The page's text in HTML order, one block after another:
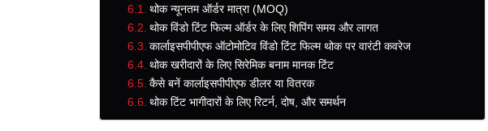
थोक न्यूनतम ऑर्डर मात्रा (MOQ)
थोक विंडो टिंट फिल्म ऑर्डर के लिए शिपिंग समय और लागत
कार्लाइसपीपीएफ ऑटोमोटिव विंडो टिंट फिल्म थोक पर वारंटी कवरेज
थोक खरीदारों के लिए सिरेमिक बनाम मानक टिंट
कैसे बनें कार्लाइसपीपीएफ डीलर या वितरक
थोक टिंट भागीदारों के लिए रिटर्न, दोष, और समर्थन